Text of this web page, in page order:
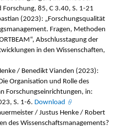
85, C 3.40, S. 1-21
(2023): „Forschungsqualität
Fragen, Methoden
Abschlusstagung der
in den Wissenschaften,
/ Benedikt Vianden (2023):
Organisation und Rolle des
Forschungseinrichtungen, in:
S. 1-6. Download
/ Justus Henke / Robert
des Wissenschaftsmanagements?